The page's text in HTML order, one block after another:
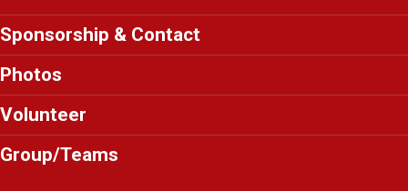
Sponsorship & Contact
Photos
Volunteer
Group/Teams